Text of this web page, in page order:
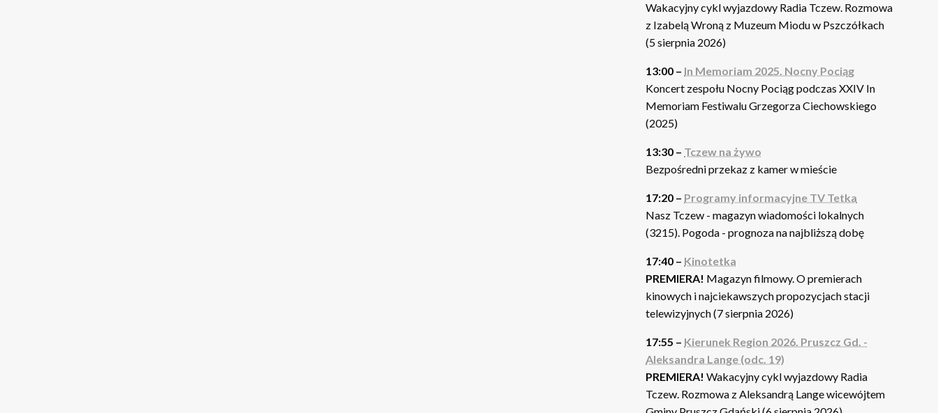
Wakacyjny cykl wyjazdowy Radia Tczew. Rozmowa
z Izabelą Wroną z Muzeum Miodu w Pszczółkach
(5 sierpnia 2026)
13:00 – In Memoriam 2025. Nocny Pociąg
Koncert zespołu Nocny Pociąg podczas XXIV In
Memoriam Festiwalu Grzegorza Ciechowskiego
(2025)
13:30 – Tczew na żywo
Bezpośredni przekaz z kamer w mieście
17:20 – Programy informacyjne TV Tetka
Nasz Tczew - magazyn wiadomości lokalnych
(3215). Pogoda - prognoza na najbliższą dobę
17:40 – Kinotetka
PREMIERA! Magazyn filmowy. O premierach
kinowych i najciekawszych propozycjach stacji
telewizyjnych (7 sierpnia 2026)
17:55 – Kierunek Region 2026. Pruszcz Gd. -
Aleksandra Lange (odc. 19)
PREMIERA! Wakacyjny cykl wyjazdowy Radia
Tczew. Rozmowa z Aleksandrą Lange wicewójtem